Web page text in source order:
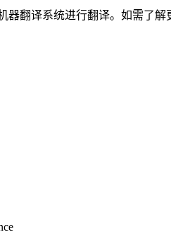
器翻译系统进行翻译。如需了